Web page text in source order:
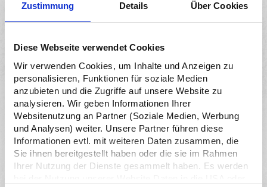
Zustimmung Details Über Cookies
Diese Webseite verwendet Cookies
Wir verwenden Cookies, um Inhalte und Anzeigen zu
personalisieren, Funktionen für soziale Medien
anzubieten und die Zugriffe auf unsere Website zu
analysieren. Wir geben Informationen Ihrer
Websitenutzung an Partner (Soziale Medien, Werbung
und Analysen) weiter. Unsere Partner führen diese
Informationen evtl. mit weiteren Daten zusammen, die
Sie ihnen bereitgestellt haben oder die sie im Rahmen
Ihrer Nutzung der Dienste gesammelt haben. Es werden
Ihr seid für folgende Verpackungen verantwortlich und braucht eine
Produkt nach Deutschland eingeführt werden
alle Serviceverpackungen
, die ihr selbst noch hinzufügt
*da ihr als Importeur:in die Ware aktiv nach Deutschland holt, tragt ihr
im Normalfall die Verantwortungfür diese samt der miteingeführten
Verpackungen. Beispielfälle zum Thema Import findet ihr hier:Das
Verpackungsgesetz und Import
Ihr verkauft Produkte an Unternehmen wie Kinos, Hotels oder